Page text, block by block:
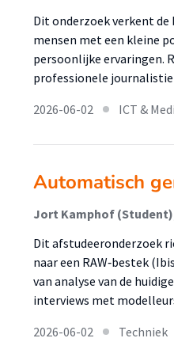
Dit onderzoek verkent
mensen met een kleine
persoonlijke ervaringen.
professionele
2026-06-02
ICT &
Automatisch
Jort Kamphof
Dit afstudeeronderzoek
naar een RAW‑bestek
van analyse van de
interviews met
2026-06-02
Techniek